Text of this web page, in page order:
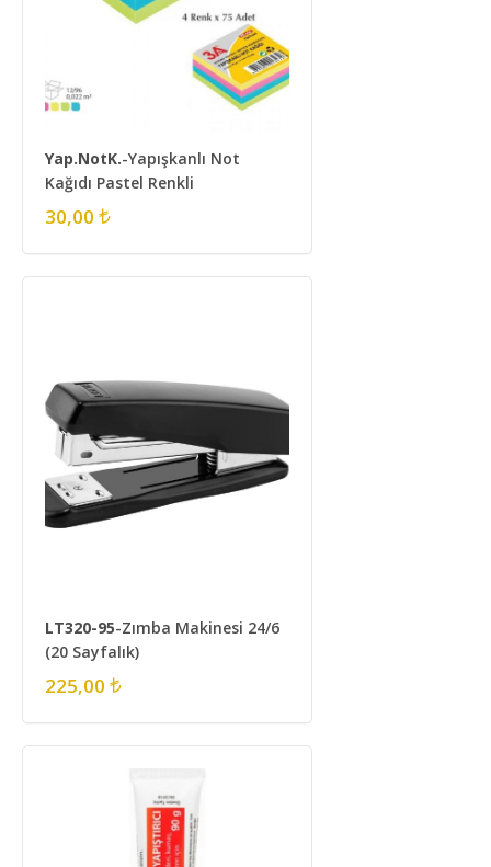
Yap.NotK.-Yapışkanlı Not
Kağıdı Pastel Renkli
30,00
LT320-95-Zımba Makinesi 24/6
(20 Sayfalık)
225,00